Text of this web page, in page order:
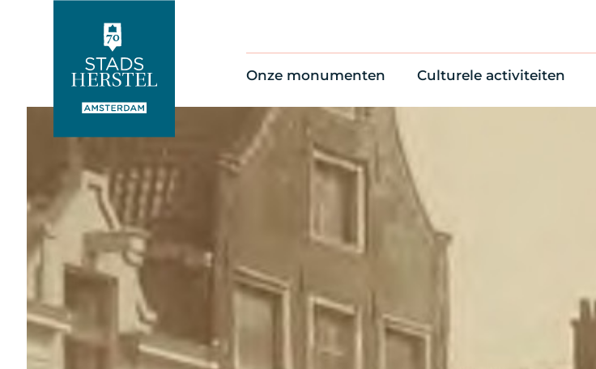
Onze monumenten
Alle monumenten
Restauratienieuws
Op de kaart
Culturele activiteiten
Cultuuragenda
Voor Vrienden
Online activiteiten